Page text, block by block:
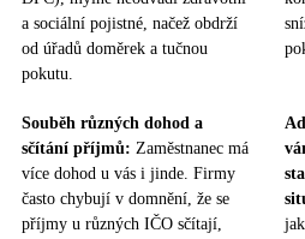
a sociální pojistné, načež obdrží
od úřadů doměrek a tučnou
pokutu.
Souběh různých dohod a
sčítání příjmů: Zaměstnanec má
více dohod u vás i jinde. Firmy
často chybují v domnění, že se
příjmy u různých IČO sčítají,